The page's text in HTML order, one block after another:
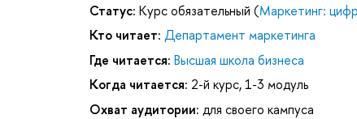
Статус: Курс обязательный (Маркетинг:
Кто читает: Департамент маркетинга
Где читается: Высшая школа бизнеса
Когда читается: 2-й курс, 1-3 модуль
Охват аудитории: для своего кампуса